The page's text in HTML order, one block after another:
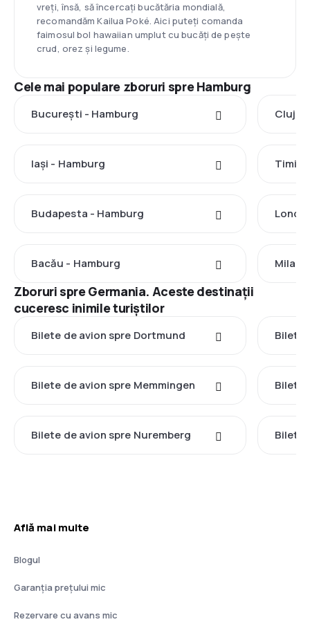
vreți, însă, să încercați bucătăria mondială,
recomandăm Kailua Poké. Aici puteți comanda
faimosul bol hawaiian umplut cu bucăți de pește
crud, orez și legume.
Cele mai populare zboruri spre Hamburg
București - Hamburg Cluj-
Iași - Hamburg
Budapesta - Hamburg
Bacău - Hamburg
Zboruri spre Germania. Aceste destinații
cuceresc inimile turiștilor
Bilete de avion spre Dortmund Bilete
Bilete de avion spre Memmingen Bilete
Bilete de avion spre Nuremberg Bilete
Află mai multe
Blogul
Garanția prețului mic
Rezervare cu avans mic